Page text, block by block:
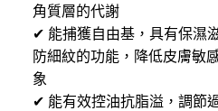
角質層的代謝
✔ 能捕獲自由基，具有保濕
防細紋的功能，降低皮膚敏
象
✔ 能有效控油抗脂溢，調節